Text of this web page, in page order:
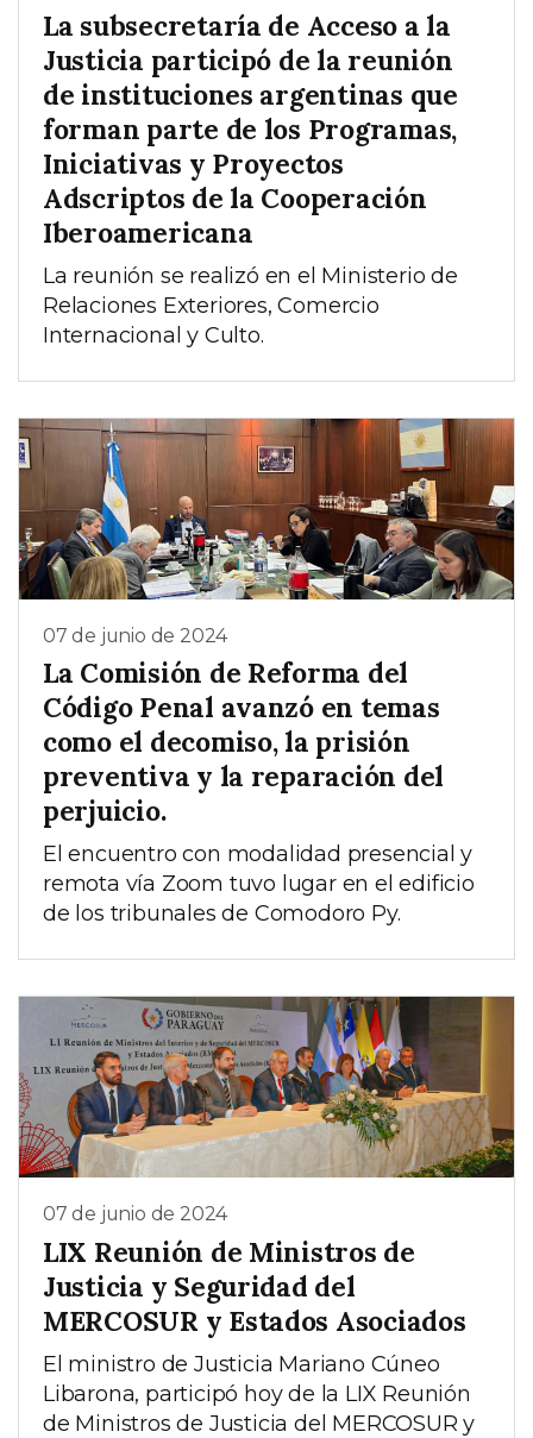
La subsecretaría de Acceso a la
Justicia participó de la reunión
de instituciones argentinas que
forman parte de los Programas,
Iniciativas y Proyectos
Adscriptos de la Cooperación
Iberoamericana
La reunión se realizó en el Ministerio de
Relaciones Exteriores, Comercio
Internacional y Culto.
07 de junio de 2024
La Comisión de Reforma del
Código Penal avanzó en temas
como el decomiso, la prisión
preventiva y la reparación del
perjuicio.
El encuentro con modalidad presencial y
remota vía Zoom tuvo lugar en el edificio
de los tribunales de Comodoro Py.
07 de junio de 2024
LIX Reunión de Ministros de
Justicia y Seguridad del
MERCOSUR y Estados Asociados
El ministro de Justicia Mariano Cúneo
Libarona, participó hoy de la LIX Reunión
de Ministros de Justicia del MERCOSUR y